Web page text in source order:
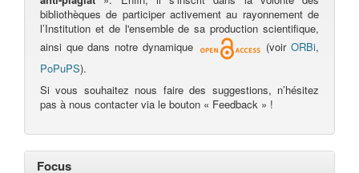
bibliothèques de participer activement au rayonnement de
l’Institution et de l'ensemble de sa production scientifique,
ainsi que dans notre dynamique
(voirORBi,
PoPuPS).
Si vous souhaitez nous faire des suggestions, n’hésitez
pas à nous contacter via le bouton « Feedback » !
Focus